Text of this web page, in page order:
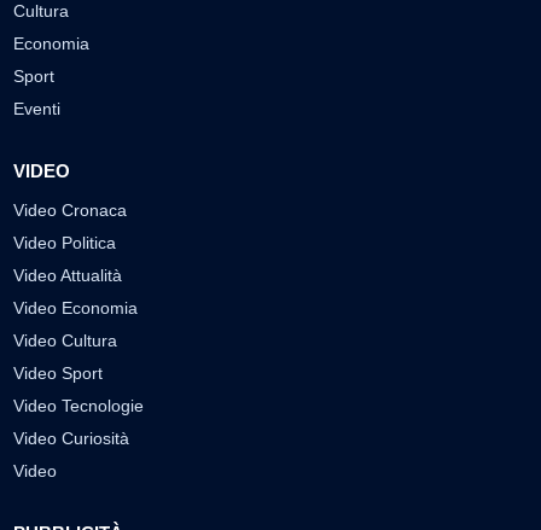
Cultura
Economia
Sport
Eventi
VIDEO
Video Cronaca
Video Politica
Video Attualità
Video Economia
Video Cultura
Video Sport
Video Tecnologie
Video Curiosità
Video